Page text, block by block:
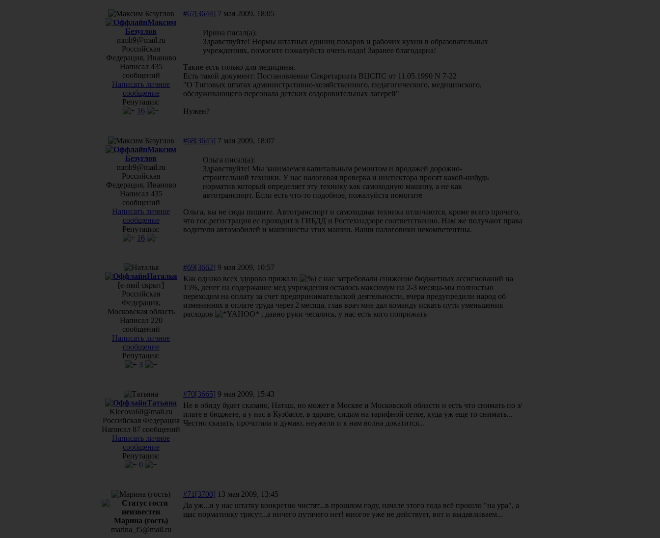
Максим
Безуглов
mmb9@mail.ru
Российская
Федерация, Иваново
Написал 435
сообщений
Написать личное
сообщение
Репутация:
16
#67[3644] 7 мая 2009, 18:05
Ирина писал(а):
Здравствуйте! Нормы штатных единиц поваров и рабочих кухни в образовательных
учреждениях, помогите пожалуйста очень надо! Заранее благодарна!
Такие есть только для медицины.
Есть такой документ: Постановление Секретариата ВЦСПС от 11.05.1990 N 7-22
"О Типовых штатах административно-хозяйственного, педагогического, медицинского,
обслуживающего персонала детских оздоровительных лагерей"
Нужен?
Максим
Безуглов
mmb9@mail.ru
Российская
Федерация, Иваново
Написал 435
сообщений
Написать личное
сообщение
Репутация:
16
#68[3645] 7 мая 2009, 18:07
Ольга писал(а):
Здравствуйте! Мы занимаемся капитальным ремонтом и продажей дорожно-
строительной техники. У нас налоговая проверка и инспектора просят какой-нибудь
норматив который определяет эту технику как самоходную машину, а не как
автотранспорт. Если есть что-то подобное, пожалуйста помогите
Ольга, вы не сюда пишите. Автотранспорт и самоходная техника отличаются, кроме всего прочего,
что гос.регистрация ее проходит в ГИБДД и Ростехнадзоре соответственно. Нам же получают права
водители автомобилей и машинисты этих машин. Ваши налоговики некомпетентны.
Наталья
[e-mail скрыт]
Российская
Федерация,
Московская область
Написал 220
сообщений
Написать личное
сообщение
Репутация:
3
#69[3662] 9 мая 2009, 10:57
Как однако всех здорово прижало
с нас затребовали снижение бюджетных ассигнований на
15%, денег на содержание мед учреждения осталось максимум на 2-3 месяца-мы полностью
переходим на оплату за счет предпринимательской деятельности, вчера предупредили народ об
изменениях в оплате труда через 2 месяца, глав врач мне дал команду искать пути уменьшения
расходов
, давно руки чесались, у нас есть кого поприжать
Татьяна
Klecova60@mail.ru
Российская Федерация
Написал 87 сообщений
Написать личное
сообщение
Репутация:
0
#70[3665] 9 мая 2009, 15:43
Не в обиду будет сказано, Наташ, но может в Москве и Московской области и есть что снимать по з/
плате в бюджете, а у нас в Кузбассе, в здраве, сидим на тарифной сетке, куда уж еще то снимать...
Честно сказать, прочитала и думаю, неужели и к нам волна докатится...
Марина (гость)
marina_f5@mail.ru
#71[3700] 13 мая 2009, 13:45
Да уж...и у нас штатку конкретно чистят...в прошлом году, начале этого года всё прошло "на ура", а
щас нормативку трясут...а ничего путячего нет! многое уже не действует, вот и выдавливаем...